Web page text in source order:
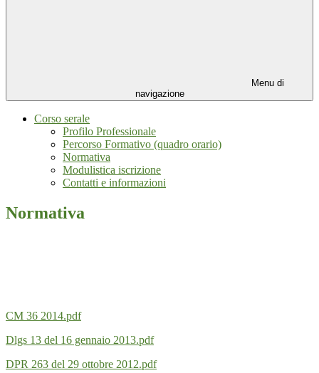
Menu di
navigazione
Corso serale
Profilo Professionale
Percorso Formativo (quadro orario)
Normativa
Modulistica iscrizione
Contatti e informazioni
Normativa
CM 36 2014.pdf
Dlgs 13 del 16 gennaio 2013.pdf
DPR 263 del 29 ottobre 2012.pdf